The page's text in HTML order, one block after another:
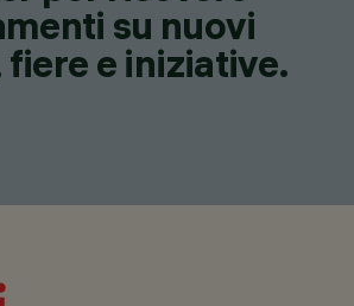
su nuovi
e iniziative.